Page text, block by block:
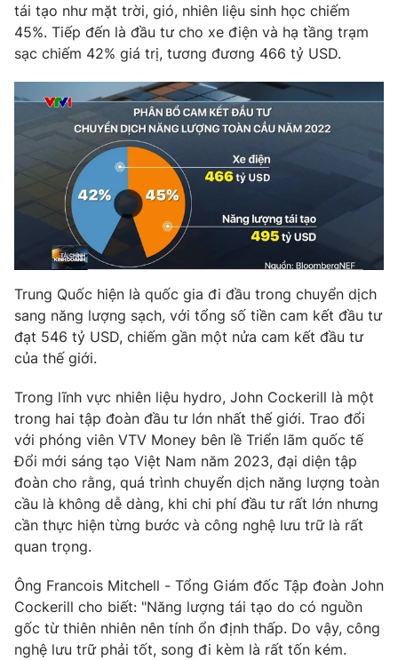
tái tạo như mặt trời, gió, nhiên liệu sinh học chiếm
45%. Tiếp đến là đầu tư cho xe điện và hạ tầng trạm
sạc chiếm 42% giá trị, tương đương 466 tỷ USD.
Trung Quốc hiện là quốc gia đi đầu trong chuyển dịch
sang năng lượng sạch, với tổng số tiền cam kết đầu tư
đạt 546 tỷ USD, chiếm gần một nửa cam kết đầu tư
của thế giới.
Trong lĩnh vực nhiên liệu hydro, John Cockerill là một
trong hai tập đoàn đầu tư lớn nhất thế giới. Trao đổi
với phóng viên VTV Money bên lề Triển lãm quốc tế
Đổi mới sáng tạo Việt Nam năm 2023, đại diện tập
đoàn cho rằng, quá trình chuyển dịch năng lượng toàn
cầu là không dễ dàng, khi chi phí đầu tư rất lớn nhưng
cần thực hiện từng bước và công nghệ lưu trữ là rất
quan trọng.
Ông Francois Mitchell - Tổng Giám đốc Tập đoàn John
Cockerill cho biết: "Năng lượng tái tạo do có nguồn
gốc từ thiên nhiên nên tính ổn định thấp. Do vậy, công
nghệ lưu trữ phải tốt, song đi kèm là rất tốn kém.